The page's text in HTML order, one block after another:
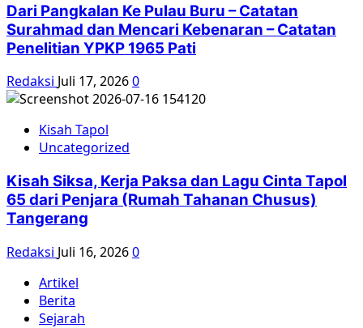
Dari Pangkalan Ke Pulau Buru – Catatan
Surahmad dan Mencari Kebenaran – Catatan
Penelitian YPKP 1965 Pati
Redaksi Juli 17, 20260
Kisah Tapol
Uncategorized
Kisah Siksa, Kerja Paksa dan Lagu Cinta Tapol
65 dari Penjara (Rumah Tahanan Chusus)
Tangerang
Redaksi Juli 16, 20260
Artikel
Berita
Sejarah